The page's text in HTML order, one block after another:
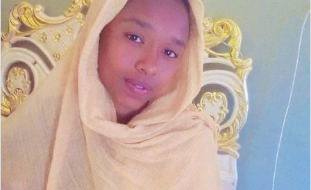
ل
ب
ر
ي
د
ا
إ